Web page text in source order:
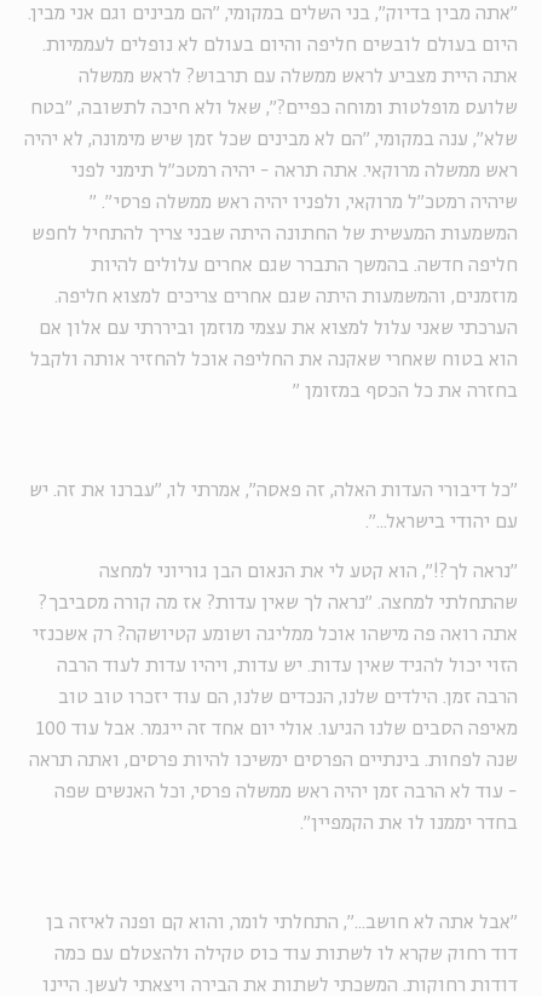
"אתה מבין בדיוק", בני השלים במקומי, "הם מבינים וגם אני מבין.
היום בעולם לובשים חליפה והיום בעולם לא נופלים לעממיות.
אתה היית מצביע לראש ממשלה עם תרבוש? לראש ממשלה
שלועס מופלטות ומוחה כפיים?", שאל ולא חיכה לתשובה, "בטח
שלא", ענה במקומי, "הם לא מבינים שכל זמן שיש מימונה, לא יהיה
ראש ממשלה מרוקאי. אתה תראה - יהיה רמטכ"ל תימני לפני
שיהיה רמטכ"ל מרוקאי, ולפניו יהיה ראש ממשלה פרסי". "
המשמעות המעשית של החתונה היתה שבני צריך להתחיל לחפש
חליפה חדשה. בהמשך התברר שגם אחרים עלולים להיות
מוזמנים, והמשמעות היתה שגם אחרים צריכים למצוא חליפה.
הערכתי שאני עלול למצוא את עצמי מוזמן וביררתי עם אלון אם
הוא בטוח שאחרי שאקנה את החליפה אוכל להחזיר אותה ולקבל
בחזרה את כל הכסף במזומן "
"כל דיבורי העדות האלה, זה פאסה", אמרתי לו, "עברנו את זה. יש
עם יהודי בישראל...".
"נראה לך?!", הוא קטע לי את הנאום הבן גוריוני למחצה
שהתחלתי למחצה. "נראה לך שאין עדות? אז מה קורה מסביבך?
אתה רואה פה מישהו אוכל ממליגה ושומע קטיושקה? רק אשכנזי
הזוי יכול להגיד שאין עדות. יש עדות, ויהיו עדות לעוד הרבה
הרבה זמן. הילדים שלנו, הנכדים שלנו, הם עוד יזכרו טוב טוב
מאיפה הסבים שלנו הגיעו. אולי יום אחד זה ייגמר. אבל עוד 100
שנה לפחות. בינתיים הפרסים ימשיכו להיות פרסים, ואתה תראה
- עוד לא הרבה זמן יהיה ראש ממשלה פרסי, וכל האנשים שפה
בחדר יממנו לו את הקמפיין".
"אבל אתה לא חושב...", התחלתי לומר, והוא קם ופנה לאיזה בן
דוד רחוק שקרא לו לשתות עוד כוס טקילה ולהצטלם עם כמה
דודות רחוקות. המשכתי לשתות את הבירה ויצאתי לעשן. היינו